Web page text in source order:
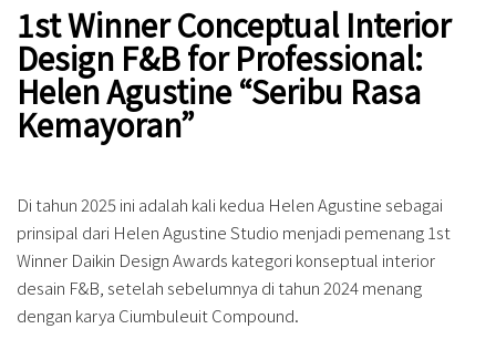
1st Winner Conceptual Interior
Design F&B for Professional:
Helen Agustine “Seribu Rasa
Kemayoran”
Di tahun 2025 ini adalah kali kedua Helen Agustine sebagai
prinsipal dari Helen Agustine Studio menjadi pemenang 1st
Winner Daikin Design Awards kategori konseptual interior
desain F&B, setelah sebelumnya di tahun 2024 menang
dengan karya Ciumbuleuit Compound.